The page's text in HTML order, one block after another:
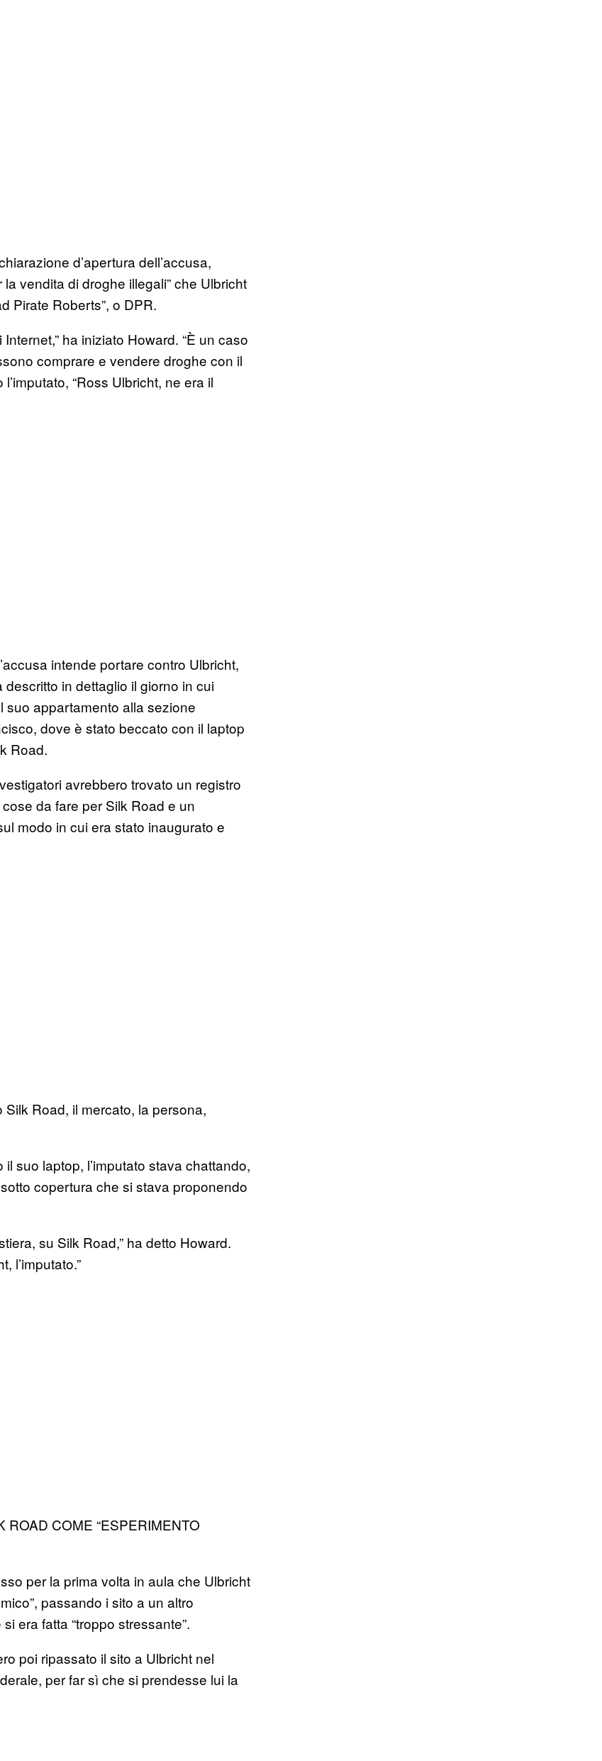
d’apertura dell’accusa,
vendita di droghe illegali” che Ulbricht
Pirate Roberts”, o DPR.
ha iniziato Howard. “È un caso
comprare e vendere droghe con il
“Ross Ulbricht, ne era il
intende portare contro Ulbricht,
descritto in dettaglio il giorno in cui
suo appartamento alla sezione
dove è stato beccato con il laptop
Road.
avrebbero trovato un registro
da fare per Silk Road e un
modo in cui era stato inaugurato e
Road, il mercato, la persona,
suo laptop, l’imputato stava chattando,
copertura che si stava proponendo
su Silk Road,” ha detto Howard.
l’imputato.”
COME “ESPERIMENTO
per la prima volta in aula che Ulbricht
passando i sito a un altro
era fatta “troppo stressante”.
poi ripassato il sito a Ulbricht nel
per far sì che si prendesse lui la